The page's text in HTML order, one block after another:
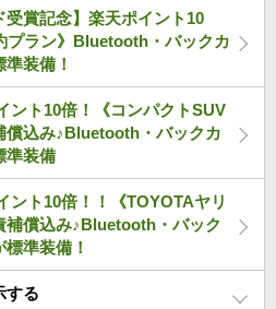
受賞記念】楽天ポイント10
プラン》Bluetooth・バックカ
装備！
ント10倍！《コンパクトSUV
償込み♪Bluetooth・バックカ
準装備
ント10倍！！《TOYOTAヤリ
補償込み♪Bluetooth・バック
準装備！
する